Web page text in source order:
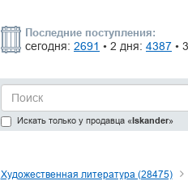
Последние поступления:
сегодня: 2691 • 2 дня: 4387 •
Искать только у продавца «Iskander»
Художественная литература (28475)